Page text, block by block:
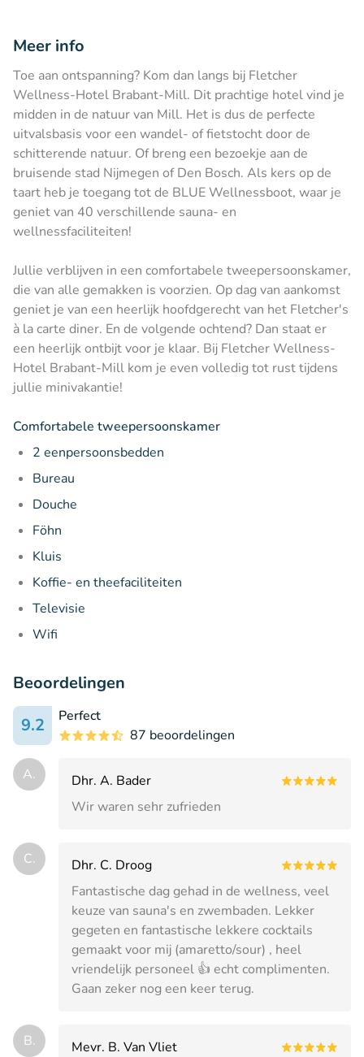
Meer info
Toe aan ontspanning? Kom dan langs bij Fletcher
Wellness-Hotel Brabant-Mill. Dit prachtige hotel vind je
midden in de natuur van Mill. Het is dus de perfecte
uitvalsbasis voor een wandel- of fietstocht door de
schitterende natuur. Of breng een bezoekje aan de
bruisende stad Nijmegen of Den Bosch. Als kers op de
taart heb je toegang tot de BLUE Wellnessboot, waar je
geniet van 40 verschillende sauna- en
wellnessfaciliteiten!
Jullie verblijven in een comfortabele tweepersoonskamer,
die van alle gemakken is voorzien. Op dag van aankomst
geniet je van een heerlijk hoofdgerecht van het Fletcher's
à la carte diner. En de volgende ochtend? Dan staat er
een heerlijk ontbijt voor je klaar. Bij Fletcher Wellness-
Hotel Brabant-Mill kom je even volledig tot rust tijdens
jullie minivakantie!
Comfortabele tweepersoonskamer
2 eenpersoonsbedden
Bureau
Douche
Föhn
Kluis
Koffie- en theefaciliteiten
Televisie
Wifi
Beoordelingen
9.2
Perfect
87 beoordelingen
A.
Dhr. A. Bader
Wir waren sehr zufrieden
C.
Dhr. C. Droog
Fantastische dag gehad in de wellness, veel
keuze van sauna's en zwembaden. Lekker
gegeten en fantastische lekkere cocktails
gemaakt voor mij (amaretto/sour) , heel
vriendelijk personeel 👍 echt complimenten.
Gaan zeker nog een keer terug.
B.
Mevr. B. Van Vliet